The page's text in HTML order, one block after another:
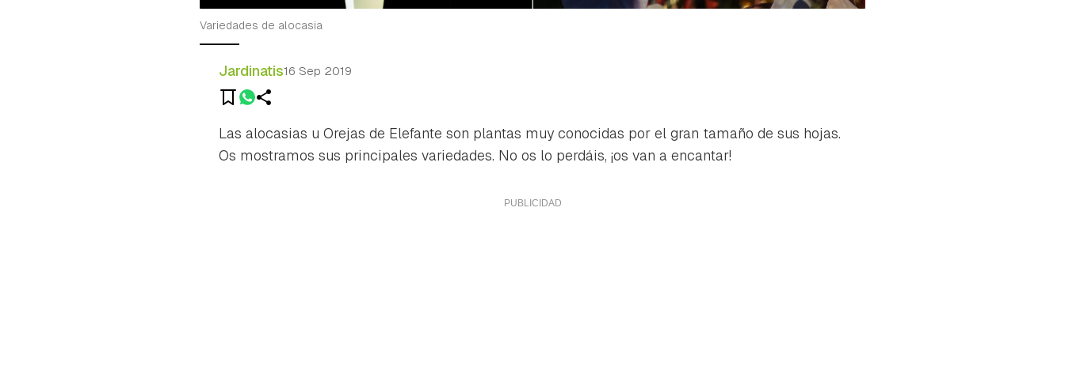
Variedades de alocasia
Jardinatis16 Sep 2019
Las alocasias u Orejas de Elefante son plantas muy conocidas por el gran tamaño de sus hojas.
Os mostramos sus principales variedades. No os lo perdáis, ¡os van a encantar!